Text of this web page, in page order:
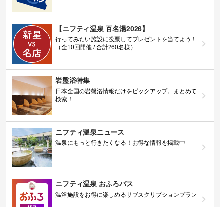
【ニフティ温泉 百名湯2026】
行ってみたい施設に投票してプレゼントを当てよう！
（全10回開催 / 合計260名様）
岩盤浴特集
日本全国の岩盤浴情報だけをピックアップ。まとめて
検索！
ニフティ温泉ニュース
温泉にもっと行きたくなる！お得な情報を掲載中
ニフティ温泉 おふろパス
温浴施設をお得に楽しめるサブスクリプションプラン